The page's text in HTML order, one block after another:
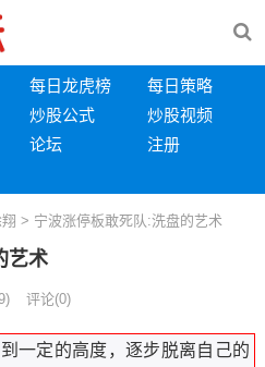
每日龙虎榜
每日策略
炒股公式
炒股视频
论坛
注册
> 宁波涨停板敢死队:洗盘的艺术
艺术
评论(0)
一定的高度，逐步脱离自己的